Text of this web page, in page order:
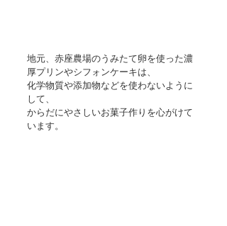
地元、赤座農場のうみたて卵を使った濃
厚プリンやシフォンケーキは、
化学物質や添加物などを使わないように
して、
からだにやさしいお菓子作りを心がけて
います。